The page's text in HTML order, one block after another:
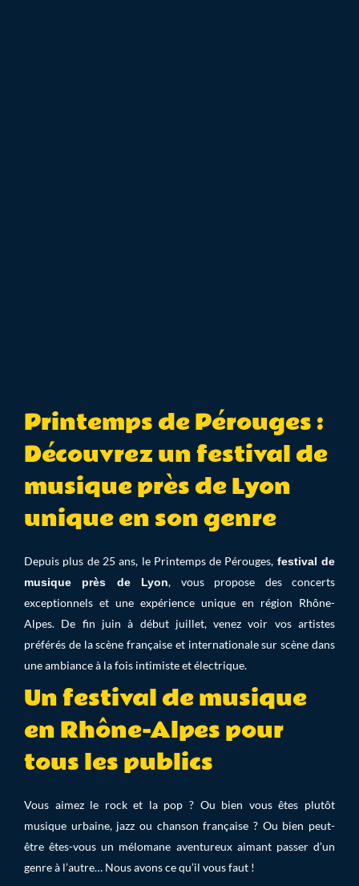
Printemps de Pérouges :
Découvrez un festival de
musique près de Lyon
unique en son genre
Depuis plus de 25 ans, le Printemps de Pérouges, festival de
musique près de Lyon, vous propose des concerts
exceptionnels et une expérience unique en région Rhône-
Alpes. De fin juin à début juillet, venez voir vos artistes
préférés de la scène française et internationale sur scène dans
une ambiance à la fois intimiste et électrique.
Un festival de musique
en Rhône-Alpes pour
tous les publics
Vous aimez le rock et la pop ? Ou bien vous êtes plutôt
musique urbaine, jazz ou chanson française ? Ou bien peut-
être êtes-vous un mélomane aventureux aimant passer d’un
genre à l’autre… Nous avons ce qu’il vous faut !